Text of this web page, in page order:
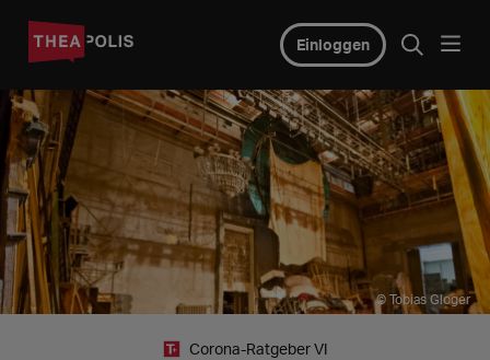
Einloggen
© Tobias Gloger
Corona-Ratgeber VI